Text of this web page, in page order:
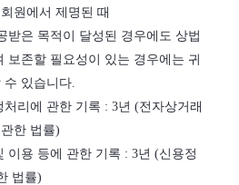
원에서 제명된 때
받은 목적이 달성된 경우에도 상법
보존할 필요성이 있는 경우에는 귀
있습니다.
리에 관한 기록 : 3년 (전자상거래
한 법률)
이용 등에 관한 기록 : 3년 (신용정
법률)